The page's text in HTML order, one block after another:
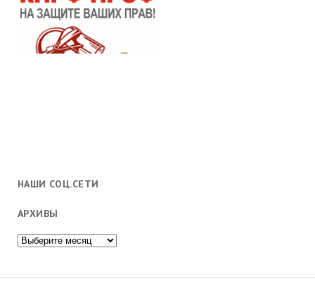
НАШИ СОЦ.СЕТИ
АРХИВЫ
Архивы